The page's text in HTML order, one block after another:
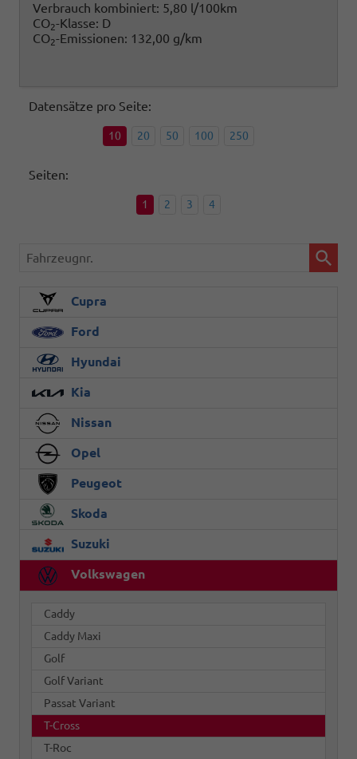
Verbrauch kombiniert: 5,80 l/100km
CO2-Klasse: D
CO2-Emissionen: 132,00 g/km
Datensätze pro Seite:
10 20 50 100 250
Seiten:
1 2 3 4
Fahrzeugnr.
Cupra
Ford
Hyundai
Kia
Nissan
Opel
Peugeot
Skoda
Suzuki
Volkswagen
Caddy
Caddy Maxi
Golf
Golf Variant
Passat Variant
T-Cross
T-Roc